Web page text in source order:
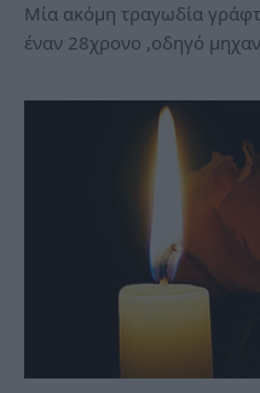
Μία ακόμη τραγωδία
έναν 28χρονο ,οδηγό